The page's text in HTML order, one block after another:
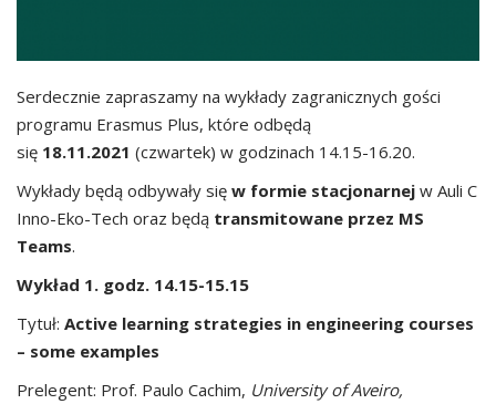
Serdecznie zapraszamy na wykłady zagranicznych gości
programu Erasmus Plus, które odbędą
się 18.11.2021 (czwartek) w godzinach 14.15-16.20.
Wykłady będą odbywały się w formie stacjonarnej w Auli C
Inno-Eko-Tech oraz będą transmitowane przez MS
Teams.
Wykład 1. godz. 14.15-15.15
Tytuł: Active learning strategies in engineering courses
– some examples
Prelegent: Prof. Paulo Cachim, University of Aveiro,